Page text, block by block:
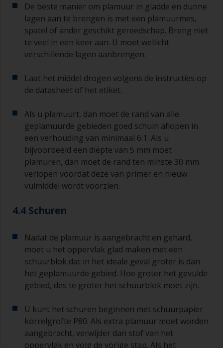
worden met schuurpapier korrelgrofte P120-220.
Begin met schuurpapier korrelgrofte P220 en als
dit steeds verstopt raakt, ga dan over op papier
met korrelgrofte P120. Als u groffer
schuurpapier gebruikt, dan loopt u het risico dat
doorschuurt en de ondergrond bloot komt te
De beste manier om plamuur in gladde en dunne
lagen aan te brengen is met een plamuurmes,
spatel of ander geschikt gereedschap. Breng niet
te veel in een keer aan. U moet wellicht
verschillende lagen aanbrengen.
Laat het middel drogen volgens de instructies op
de datasheet of het etiket.
Als u plamuurt, dan moet de rand van alle
geplamuurde gebieden goed schuin aflopen in
een verhouding van minimaal 6:1. Als u
bijvoorbeeld een diepte van 5 mm moet
plamuren, dan moet de rand ten minste 30 mm
verlopen voordat deze van primer en nieuw
vulmiddel wordt voorzien.
4.4 Schuren
Nadat de plamuur is aangebracht en gehard,
moet u het oppervlak glad maken met een
schuurblok dat in het ideale geval groter is dan
het geplamuurde gebied. Hoe groter het gevulde
gebied, des te groter het schuurblok moet zijn.
U kunt het schuren beginnen met schuurpapier
korrelgrofte P80. Als extra plamuur moet worden
aangebracht, verwijder dan stof van het
oppervlak en volg de vorige stap. Als het